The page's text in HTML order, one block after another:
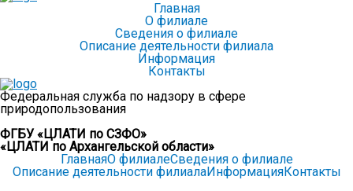
Главная
О филиале
Сведения о филиале
Описание деятельности филиала
Информация
Контакты
Федеральная служба по надзору в сфере
природопользования
ФГБУ «ЦЛАТИ по СЗФО»
«ЦЛАТИ по Архангельской области»
ГлавнаяО филиалеСведения о филиале
Описание деятельности филиалаИнформацияКонтакты